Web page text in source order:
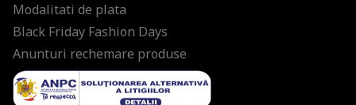
Modalitati de plata
Black Friday Fashion Days
Anunturi rechemare produse